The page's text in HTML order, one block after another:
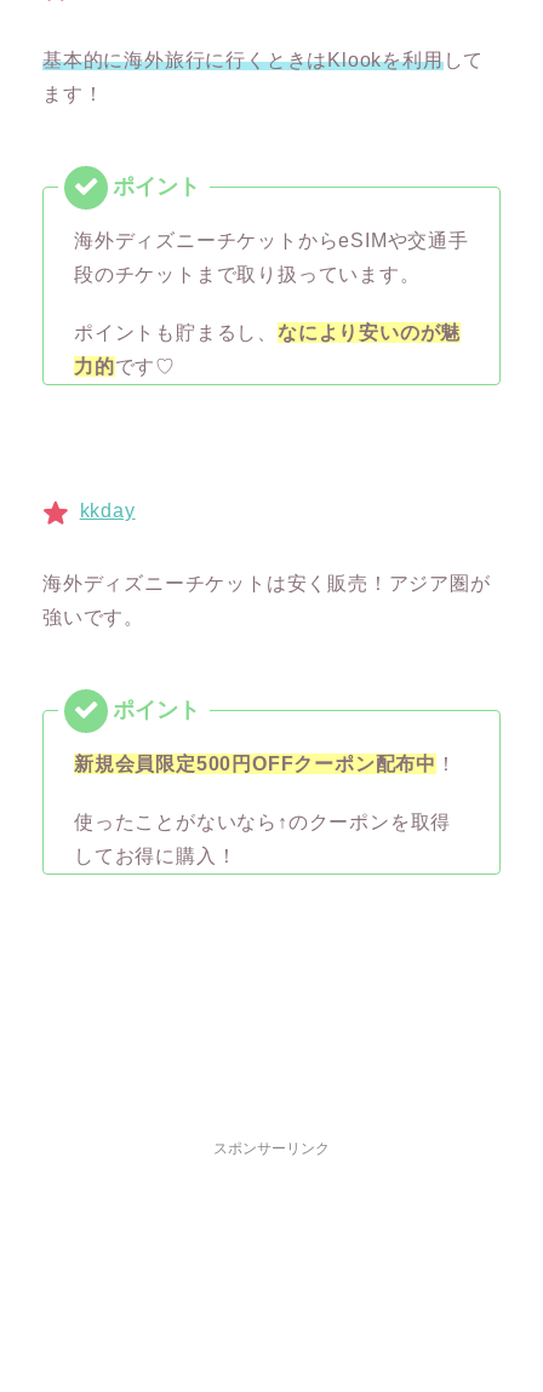
基本的に海外旅行に行くときはKlookを利用して
ます！
海外ディズニーチケットからeSIMや交通手
段のチケットまで取り扱っています。
ポイントも貯まるし、 なにより安いのが魅
力的です♡
kkday
海外ディズニーチケットは安く販売！アジア圏が
強いです。
新規会員限定500円OFFクーポン配布中 ！
使ったことがないなら↑のクーポンを取得
してお得に購入！
スポンサーリンク